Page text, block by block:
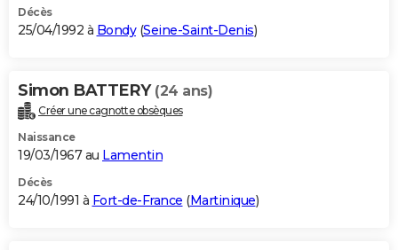
Décès
25/04/1992 à Bondy(Seine-Saint-Denis)
Simon BATTERY (24 ans)
Créer une cagnotte obsèques
Naissance
19/03/1967 au Lamentin
Décès
24/10/1991 à Fort-de-France (Martinique)